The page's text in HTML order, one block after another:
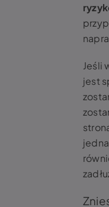
Jeśli
jest